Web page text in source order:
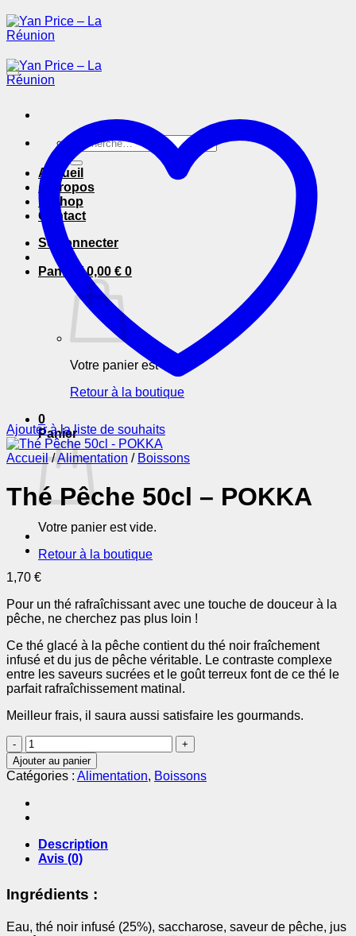
Passer
au
contenu
Recherche
pour :
Accueil
A Propos
E-Shop
Contact
Se connecter
Panier /0,00 € 0
Votre panier est vide.
Retour à la boutique
0
Panier
Votre panier est vide.
Retour à la boutique
Ajouter à la liste de souhaits
Accueil /Alimentation / Boissons
Thé Pêche 50cl – POKKA
1,70 €
Pour un thé rafraîchissant avec une touche de douceur à la
pêche, ne cherchez pas plus loin !
Ce thé glacé à la pêche contient du thé noir fraîchement
infusé et du jus de pêche véritable. Le contraste complexe
entre les saveurs sucrées et le goût terreux font de ce thé le
parfait rafraîchissement matinal.
Meilleur frais, il saura aussi satisfaire les gourmands.
quantité
de
Thé
Pêche
50cl
-
Ajouter au panier
Catégories : Alimentation, Boissons
Description
Avis (0)
Ingrédients :
Eau, thé noir infusé (25%), saccharose, saveur de pêche, jus